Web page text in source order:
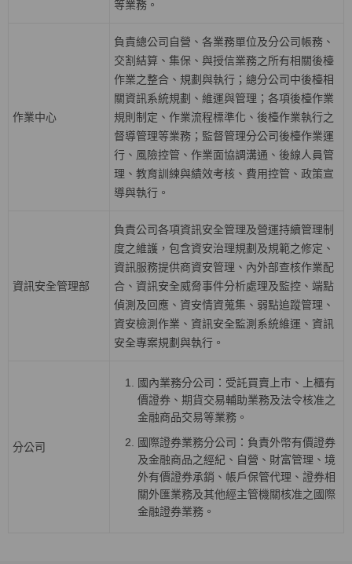
等業務。
作業中心
負責總公司自營、各業務單位及分公司帳務、
交割結算、集保、與授信業務之所有相關後檯
作業之整合、規劃與執行；總分公司中後檯相
關資訊系統規劃、維運與管理；各項後檯作業
規則制定、作業流程標準化、後檯作業執行之
督導管理等業務；監督管理分公司後檯作業運
行、風險控管、作業面協調溝通、後線人員管
理、教育訓練與績效考核、費用控管、政策宣
導與執行。
資訊安全管理部
負責公司各項資訊安全管理及營運持續管理制
度之維護，包含資安治理規劃及規範之修定、
資訊服務提供商資安管理、內外部查核作業配
合、資訊安全威脅事件分析處理及監控、端點
偵測及回應、資安情資蒐集、弱點追蹤管理、
資安檢測作業、資訊安全監測系統維運、資訊
安全專案規劃與執行。
分公司
國內業務分公司：受託買賣上巿、上櫃有
價證券、期貨交易輔助業務及法令核准之
金融商品交易等業務。
國際證券業務分公司：負責外幣有價證券
及金融商品之經紀、自營、財富管理、境
外有價證券承銷、帳戶保管代理、證券相
關外匯業務及其他經主管機關核准之國際
金融證券業務。